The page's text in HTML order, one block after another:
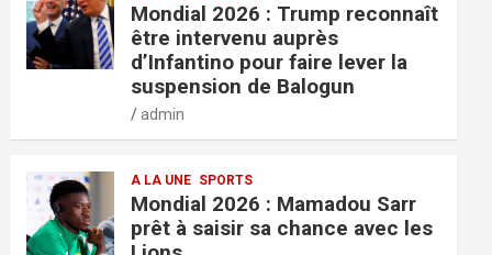
Mondial 2026 : Trump reconnaît
être intervenu auprès
d’Infantino pour faire lever la
suspension de Balogun
admin
A LA UNE SPORTS
Mondial 2026 : Mamadou Sarr
prêt à saisir sa chance avec les